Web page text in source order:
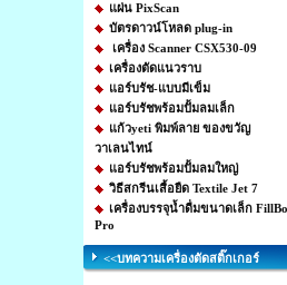
แผ่น PixScan
บัตรดาวน์โหลด plug-in
เครื่อง Scanner CSX530-09
เครื่องตัดแนวราบ
แอร์บรัช-แบบมีเข็ม
แอร์บรัชพร้อมปั้มลมเล็ก
แก้วyeti พิมพ์ลาย ของขวัญ
วาเลนไทน์
แอร์บรัชพร้อมปั้มลมใหญ่
วิธีสกรีนเสื้อยืด Textile Jet 7
เครื่องบรรจุน้ำดื่มขนาดเล็ก
Pro
<<บทความเครื่องตัดสติ๊กเกอร์